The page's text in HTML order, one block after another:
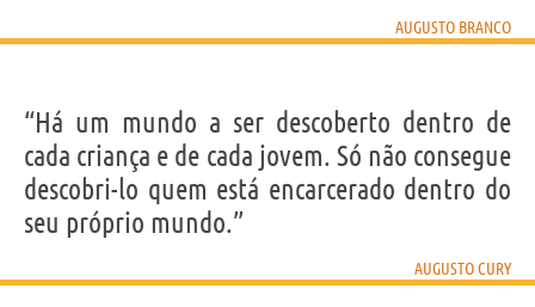
AUGUSTO BRANCO
“Há um mundo a ser descoberto dentro de
cada criança e de cada jovem. Só não consegue
descobri-lo quem está encarcerado dentro do
seu próprio mundo.”
AUGUSTO CURY